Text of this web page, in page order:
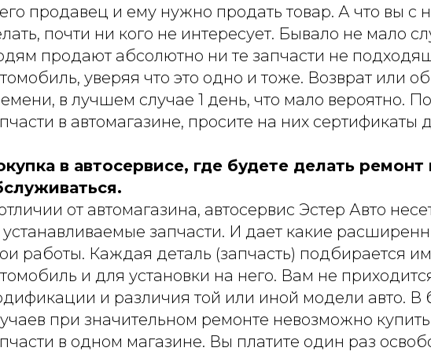
продавец и ему нужно продать товар. А что вы с
почти ни кого не интересует. Бывало не мало
продают абсолютно ни те запчасти не
уверяя что это одно и тоже. Возврат или
в лучшем случае 1 день, что мало вероятно.
в автомагазине, просите на них сертификаты
в автосервисе, где будете делать ремонт
от автомагазина, автосервис Эстер Авто
устанавливаемые запчасти. И дает какие
работы. Каждая деталь (запчасть) подбирается
и для установки на него. Вам не
и различия той или иной модели авто. В
при значительном ремонте невозможно
в одном магазине. Вы платите один раз